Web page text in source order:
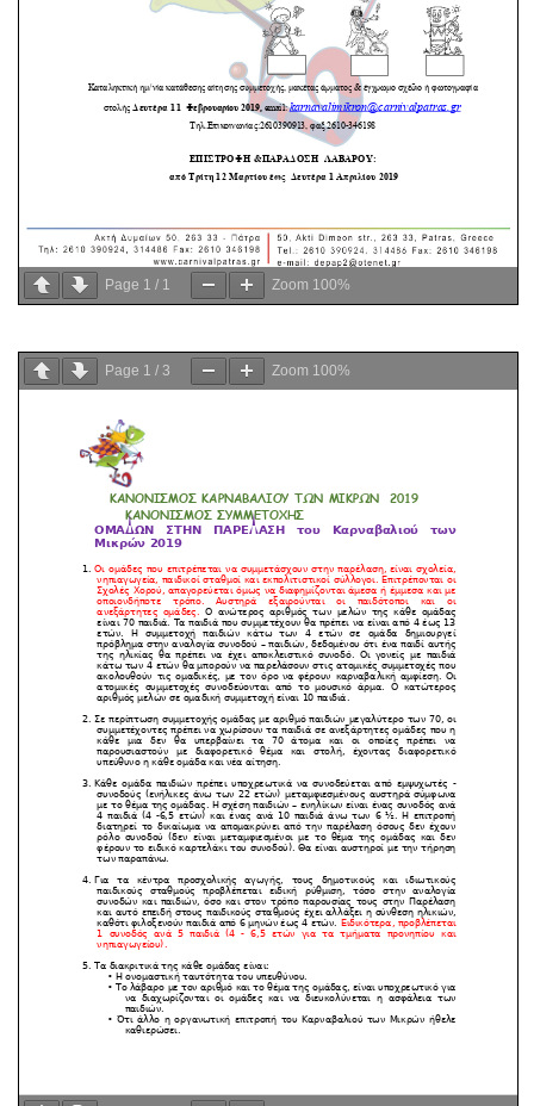
Page 1 / 1 Zoom 100%
Page 1 / 3 Zoom 100%